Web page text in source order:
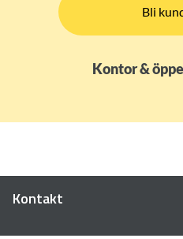
Bli
Kontor &
Kontakt